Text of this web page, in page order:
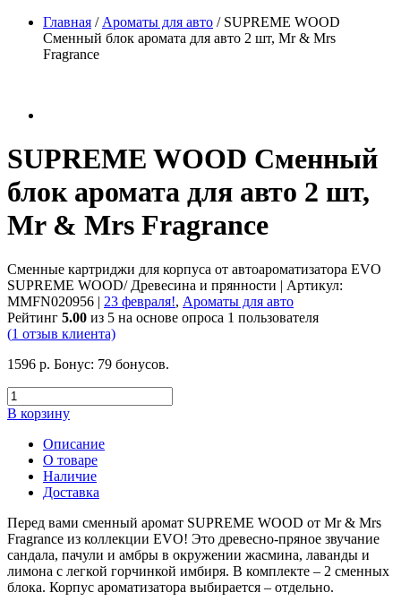
Главная / Ароматы для авто / SUPREME WOOD
Сменный блок аромата для авто 2 шт, Mr & Mrs
Fragrance
SUPREME WOOD Сменный
блок аромата для авто 2 шт,
Mr & Mrs Fragrance
Сменные картриджи для корпуса от автоароматизатора EVO
SUPREME WOOD/ Древесина и прянности | Артикул:
MMFN020956 | 23 февраля!, Ароматы для авто
Рейтинг 5.00 из 5 на основе опроса 1 пользователя
(1 отзыв клиента)
1596 р. Бонус: 79 бонусов.
В корзину
Описание
О товаре
Наличие
Доставка
Перед вами сменный аромат SUPREME WOOD от Mr & Mrs
Fragrance из коллекции EVO! Это древесно-пряное звучание
сандала, пачули и амбры в окружении жасмина, лаванды и
лимона с легкой горчинкой имбиря. В комплекте – 2 сменных
блока. Корпус ароматизатора выбирается – отдельно.